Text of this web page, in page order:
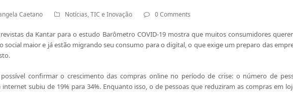
Caetano Notícias,TIC e Inovação 0 Comments
da Kantar para o estudo Barômetro COVID-19 mostra que muitos consumidores
social maior e já estão migrando seu consumo para o digital, o que exige um preparo das
confirmar o crescimento das compras online no período de crise: o número de
subiu de 19% para 34%. Enquanto isso, o de pessoas que reduziram as compras em